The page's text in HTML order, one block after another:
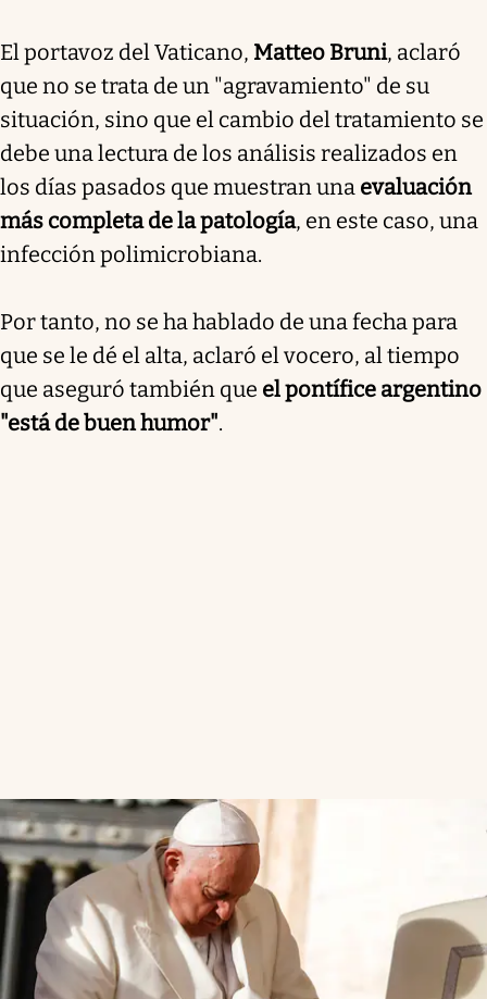
El portavoz del Vaticano, Matteo Bruni, aclaró
que no se trata de un "agravamiento" de su
situación, sino que el cambio del tratamiento se
debe una lectura de los análisis realizados en
los días pasados que muestran una evaluación
más completa de la patología, en este caso, una
infección polimicrobiana.
Por tanto, no se ha hablado de una fecha para
que se le dé el alta, aclaró el vocero, al tiempo
que aseguró también que el pontífice argentino
"está de buen humor".